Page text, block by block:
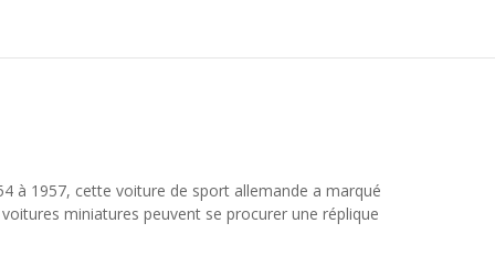
à 1957, cette voiture de sport allemande a marqué
miniatures peuvent se procurer une réplique